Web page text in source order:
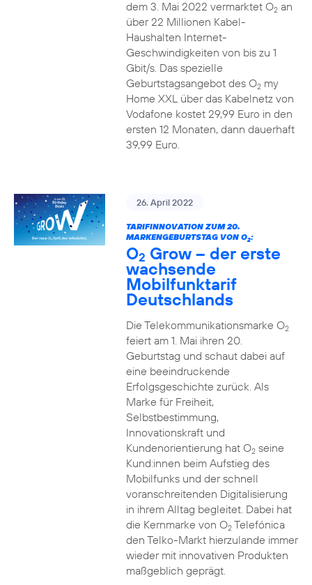
dem 3. Mai 2022 vermarktet O2an
über 22 Millionen Kabel-
Haushalten Internet-
Geschwindigkeiten von bis zu 1
Gbit/s. Das spezielle
Geburtstagsangebot des O2my
Home XXL über das Kabelnetz von
Vodafone kostet 29,99 Euro in den
ersten 12 Monaten, dann dauerhaft
39,99 Euro.
26. April 2022
TARIFINNOVATION ZUM 20.
MARKENGEBURTSTAG VON O2:
O2 Grow – der erste
wachsende
Mobilfunktarif
Deutschlands
Die Telekommunikationsmarke O2
feiert am 1. Mai ihren 20.
Geburtstag und schaut dabei auf
eine beeindruckende
Erfolgsgeschichte zurück. Als
Marke für Freiheit,
Selbstbestimmung,
Innovationskraft und
Kundenorientierung hat O2seine
Kund:innen beim Aufstieg des
Mobilfunks und der schnell
voranschreitenden Digitalisierung
in ihrem Alltag begleitet. Dabei hat
die Kernmarke von O2Telefónica
den Telko-Markt hierzulande immer
wieder mit innovativen Produkten
maßgeblich geprägt.